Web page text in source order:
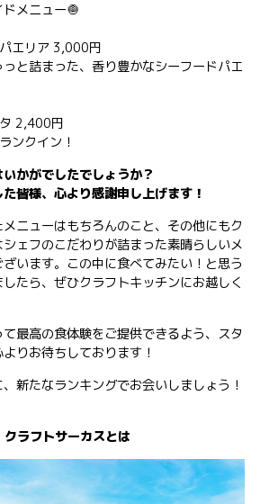
メニュー🧅
エリア 3,000円
と詰まった、香り豊かなシーフードパエ
2,400円
ンクイン！
かがでしたでしょうか？
皆様、心より感謝申し上げます！
ニューはもちろんのこと、その他にもク
ェフのこだわりが詰まった素晴らしいメ
います。この中に食べてみたい！と思う
たら、ぜひクラフトキッチンにお越しく
最高の食体験をご提供できるよう、スタ
りお待ちしております！
、新たなランキングでお会いしましょう！
クラフトサーカスとは